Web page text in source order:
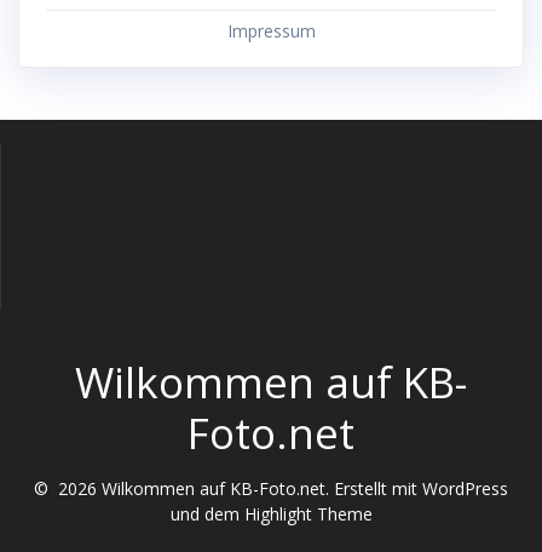
Impressum
Wilkommen auf KB-
Foto.net
© 2026 Wilkommen auf KB-Foto.net. Erstellt mit WordPress
und dem Highlight Theme